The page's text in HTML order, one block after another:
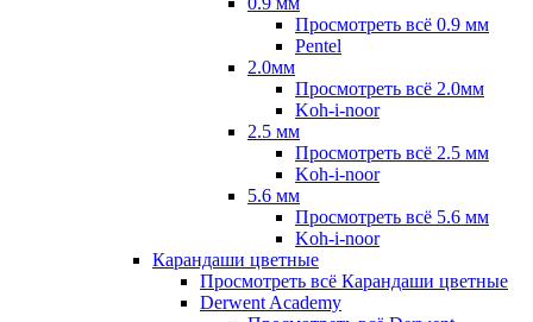
Просмотреть всё 0.9 мм
Pentel
2.0мм
Просмотреть всё 2.0мм
Koh-i-noor
2.5 мм
Просмотреть всё 2.5 мм
Koh-i-noor
5.6 мм
Просмотреть всё 5.6 мм
Koh-i-noor
Карандаши цветные
Просмотреть всё Карандаши цветные
Derwent Academy